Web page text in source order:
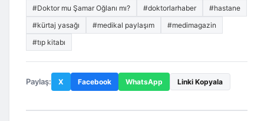
#Doktor mu Şamar Oğlanı mı?
#doktorlarhaber
#hastane
#kürtaj yasağı
#medikal paylaşım
#medimagazin
#tıp kitabı
Paylaş: X Facebook WhatsApp Linki Kopyala